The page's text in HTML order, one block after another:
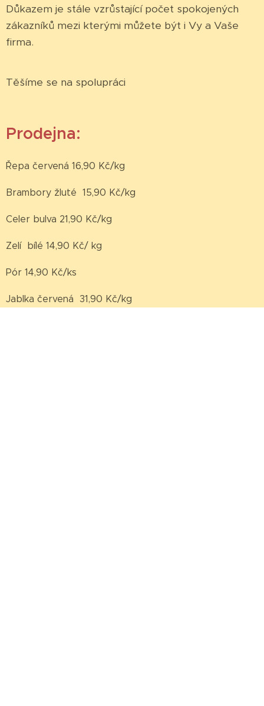
Důkazem je stále vzrůstající počet spokojených
zákazníků mezi kterými můžete být i Vy a Vaše
firma.
Těšíme se na spolupráci
Prodejna:
Řepa červená 16,90 Kč/kg
Brambory žluté 15,90 Kč/kg
Celer bulva 21,90 Kč/kg
Zelí bílé 14,90 Kč/ kg
Pór 14,90 Kč/ks
Jablka červená 31,90 Kč/kg